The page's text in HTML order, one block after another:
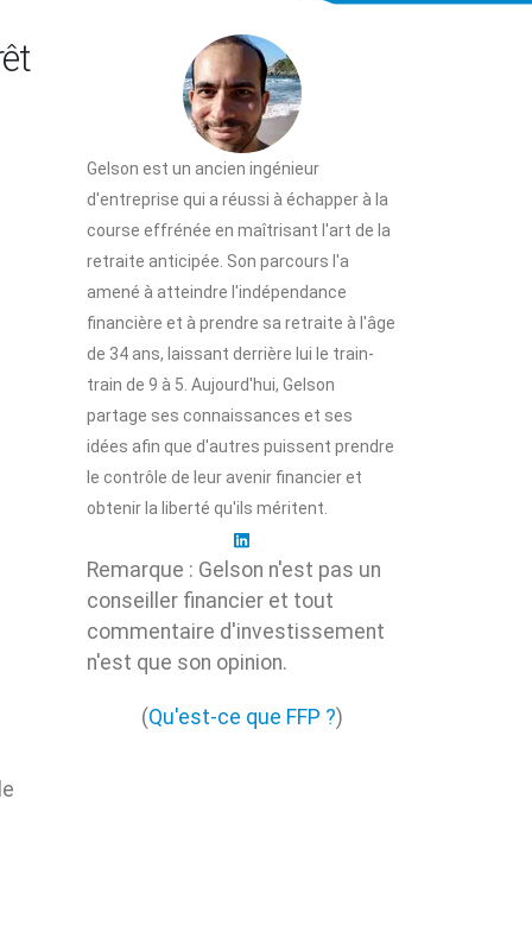
Gelson est un ancien ingénieur
d'entreprise qui a réussi à échapper à la
course effrénée en maîtrisant l'art de la
retraite anticipée. Son parcours l'a
amené à atteindre l'indépendance
financière et à prendre sa retraite à l'âge
de 34 ans, laissant derrière lui le train-
train de 9 à 5. Aujourd'hui, Gelson
partage ses connaissances et ses
idées afin que d'autres puissent prendre
le contrôle de leur avenir financier et
obtenir la liberté qu'ils méritent.
Remarque : Gelson n'est pas un
conseiller financier et tout
commentaire d'investissement
n'est que son opinion.
(Qu'est-ce que FFP ?)